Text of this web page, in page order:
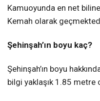
Kamuoyunda en net
Kemah olarak
Şehinşah’ın boyu kaç?
Şehinşah’ın boyu
bilgi yaklaşık 1.85 metre